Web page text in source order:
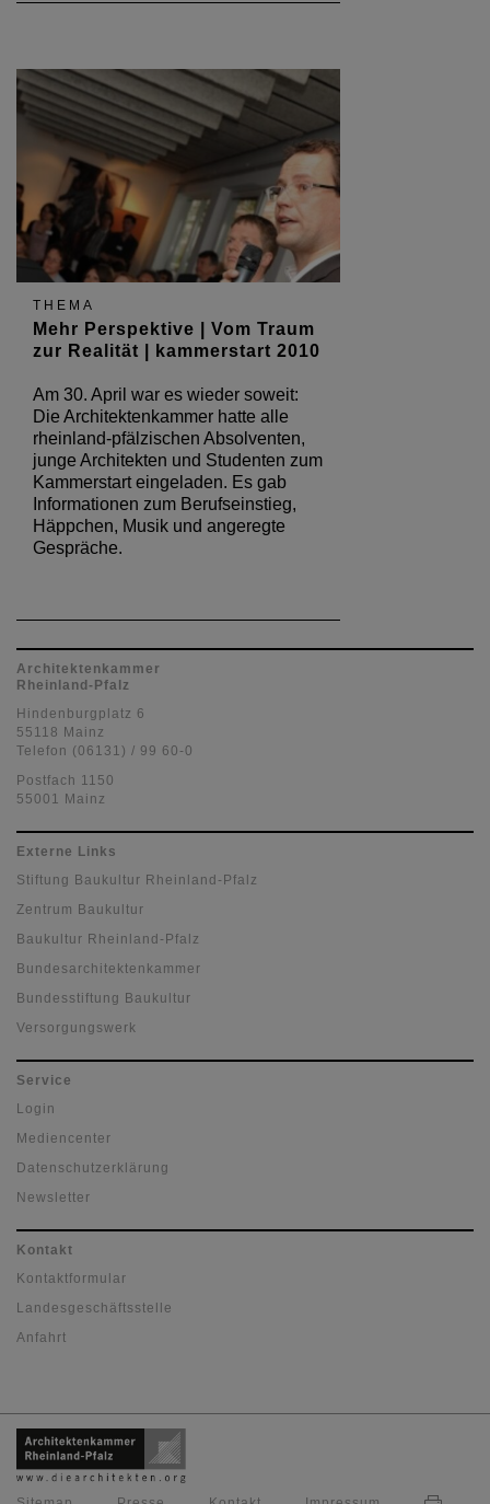
THEMA
Mehr Perspektive | Vom Traum
zur Realität | kammerstart 2010
Am 30. April war es wieder soweit:
Die Architektenkammer hatte alle
rheinland-pfälzischen Absolventen,
junge Architekten und Studenten zum
Kammerstart eingeladen. Es gab
Informationen zum Berufseinstieg,
Häppchen, Musik und angeregte
Gespräche.
Architektenkammer
Rheinland-Pfalz
Hindenburgplatz 6
55118 Mainz
Telefon (06131) / 99 60-0
Postfach 1150
55001 Mainz
Externe Links
Stiftung Baukultur Rheinland-Pfalz
Zentrum Baukultur
Baukultur Rheinland-Pfalz
Bundesarchitektenkammer
Bundesstiftung Baukultur
Versorgungswerk
Service
Login
Mediencenter
Datenschutzerklärung
Newsletter
Kontakt
Kontaktformular
Landesgeschäftsstelle
Anfahrt